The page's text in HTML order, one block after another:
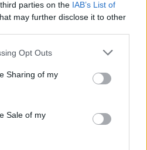
parties on the IAB’s List of
may further disclose it to other
Opt Outs
Sharing of my
Sale of my
profilu a chatu
: 18.12.2022 08:41
přátel: 0
místnosti: Žádné